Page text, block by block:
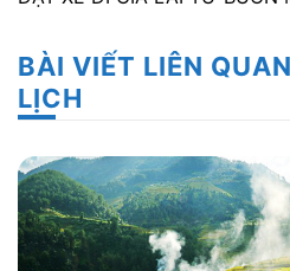
BÀI VIẾT LIÊN
LỊCH